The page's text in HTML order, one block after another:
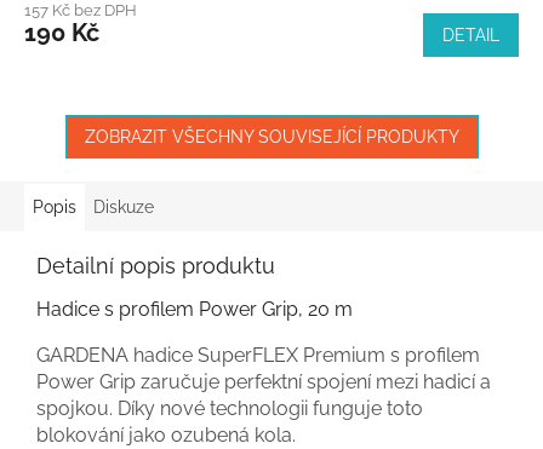
157 Kč bez DPH
190 Kč DETAIL
ZOBRAZIT VŠECHNY SOUVISEJÍCÍ PRODUKTY
Popis Diskuze
Detailní popis produktu
Hadice s profilem Power Grip, 20 m
GARDENA hadice SuperFLEX Premium s profilem
Power Grip zaručuje perfektní spojení mezi hadicí a
spojkou. Díky nové technologii funguje toto
blokování jako ozubená kola.